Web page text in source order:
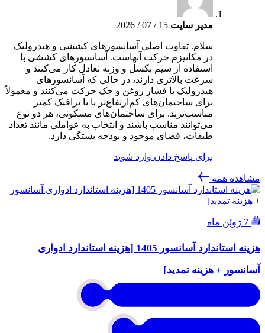
مدیر سایت 15 / 07 / 2026
سلام. تفاوت اصلی آسانسورهای کششی و هیدرولیک
در مکانیزم حرکت آنهاست. آسانسورهای کششی با
استفاده از سیم بکسل و وزنه تعادل کار می‌کنند و
سرعت بالاتری دارند، در حالی که آسانسورهای
هیدرولیک با فشار روغن و جک حرکت می‌کنند و معمولاً
برای ساختمان‌های کم‌ارتفاع‌تر یا با ترافیک کمتر
مناسب‌ترند. برای ساختمان‌های مسکونی، هر دو نوع
می‌توانند مناسب باشند و انتخاب به عواملی مانند تعداد
طبقات، فضای موجود و بودجه بستگی دارد.
برای پاسخ دادن وارد شوید
مشاهده همه
هزینه استاندارد آسانسور 1405 [هزینه استاندارد ادواری
آسانسور + هزینه تمدید]